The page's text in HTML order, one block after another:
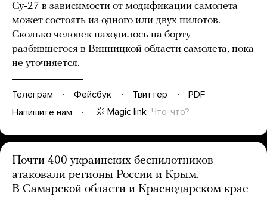
Су-27 в зависимости от модификации самолета
может состоять из одного или двух пилотов.
Сколько человек находилось на борту
разбившегося в Винницкой области самолета, пока
не уточняется.
Телеграм Фейсбук Твиттер
PDF
Напишите нам
Magic link Что-что?
Почти 400 украинских беспилотников
атаковали регионы России и Крым.
В Самарской области и Краснодарском крае